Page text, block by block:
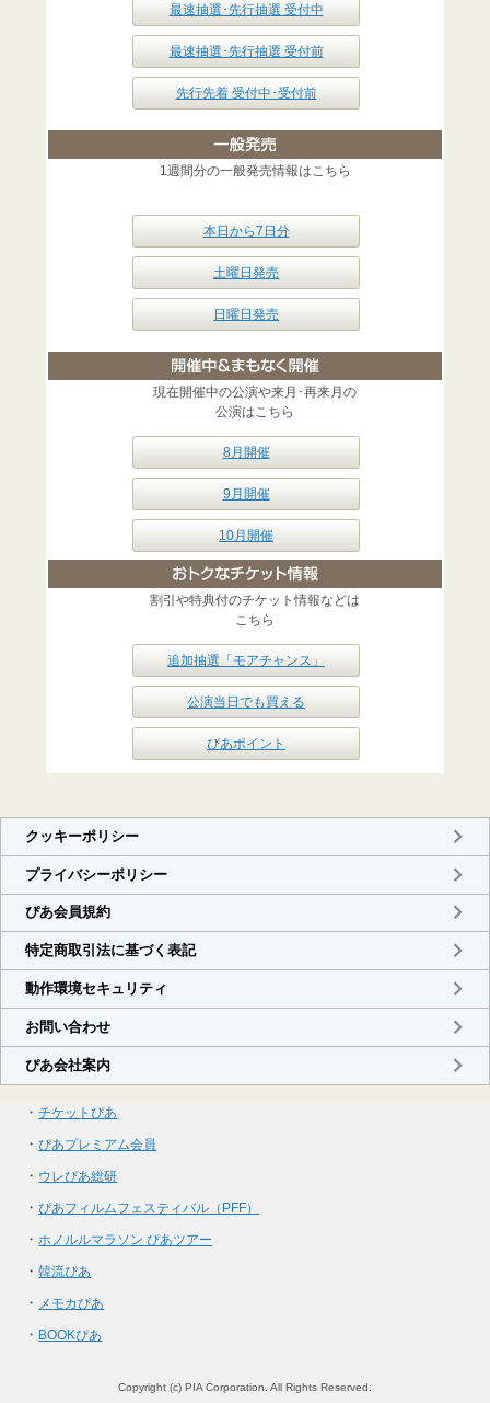
最速抽選･先行抽選 受付中
最速抽選･先行抽選 受付前
先行先着 受付中･受付前
1週間分の一般発売情報はこちら
本日から7日分
土曜日発売
日曜日発売
現在開催中の公演や来月･再来月の
公演はこちら
8月開催
9月開催
10月開催
割引や特典付のチケット情報などは
こちら
追加抽選「モアチャンス」
公演当日でも買える
ぴあポイント
・チケットぴあ
・ぴあプレミアム会員
・ ウレぴあ総研
・ぴあフィルムフェスティバル（PFF）
・ホノルルマラソン ぴあツアー
・韓流ぴあ
・ メモカぴあ
・ BOOKぴあ
Copyright (c) PIA Corporation. All Rights Reserved.